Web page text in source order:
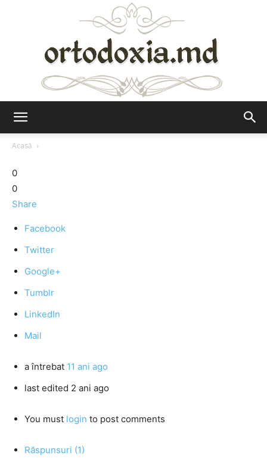
Acasă
0
0
Share
Facebook
Twitter
Google+
Tumblr
LinkedIn
Mail
a întrebat 11 ani ago
last edited 2 ani ago
You must login to post comments
Răspunsuri (1)